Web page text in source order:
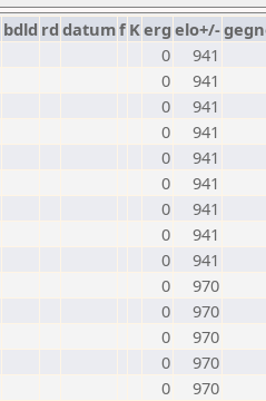
bdld rd datumf Kerg elo+/-
0
941
0
941
0
941
0
941
0
941
0
941
0
941
0
941
0
941
0
970
0
970
0
970
0
970
0
970